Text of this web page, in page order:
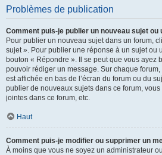
Problèmes de publication
Comment puis-je publier un nouveau sujet ou
Pour publier un nouveau sujet dans un forum,
sujet ». Pour publier une réponse à un sujet ou
bouton « Répondre ». Il se peut que vous ayez
pouvoir rédiger un message. Sur chaque
est affichée en bas de l’écran du forum ou du
publier de nouveaux sujets dans ce forum,
jointes dans ce forum, etc.
Haut
Comment puis-je modifier ou supprimer un
À moins que vous ne soyez un administrateur